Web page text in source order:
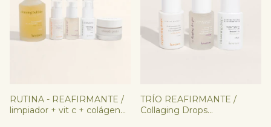
RUTINA - REAFIRMANTE /
limpiador + vit c + colágeno
TRÍO REAFIRMANTE /
Collaging Drops